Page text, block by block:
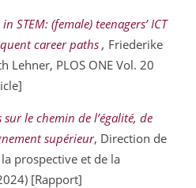
STEM: (female) teenagers’ ICT
career paths , Friederike
Lehner, PLOS ONE Vol. 20
sur le chemin de l’égalité, de
supérieur, Direction de
prospective et de la
[Rapport]